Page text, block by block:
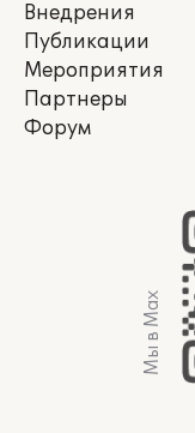
Внедрения
Публикации
Мероприятия
Партнеры
Форум
Мы в Max